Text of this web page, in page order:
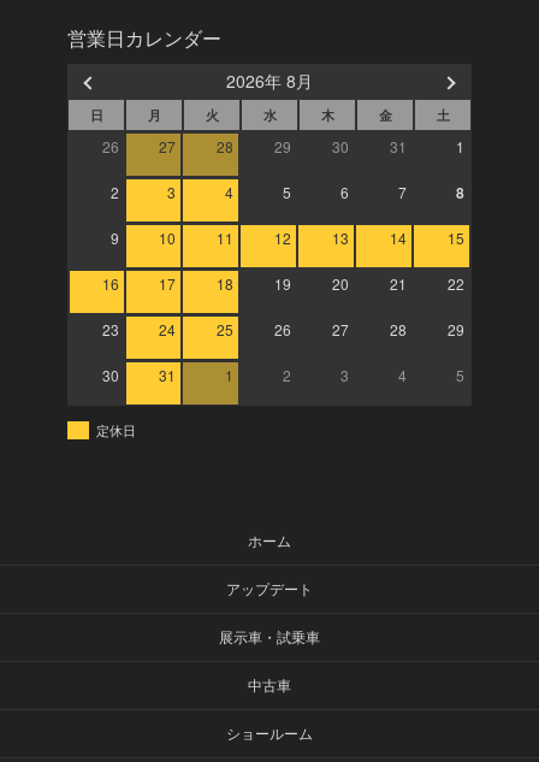
営業日カレンダー
2026年 8月
日 月 火 水 木 金 土
26 27 28 29 30 31 1
2 3 4 5 6 7 8
9 10 11 12 13 14 15
16 17 18 19 20 21 22
23 24 25 26 27 28 29
30 31 1 2 3 4 5
定休日
ホーム
アップデート
展示車・試乗車
中古車
ショールーム